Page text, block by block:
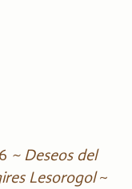
~ Deseos del
Lesorogol ~